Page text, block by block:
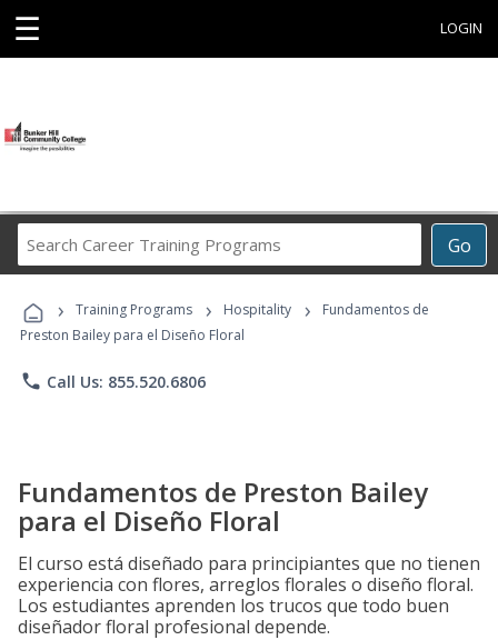
☰ LOGIN
Go
Career
Programs
› Training Programs › Hospitality ›
Fundamentos de
Preston Bailey para el Diseño Floral
phone Call Us: 855.520.6806
Fundamentos de Preston Bailey
para el Diseño Floral
El curso está diseñado para principiantes que no tienen
experiencia con flores, arreglos florales o diseño floral.
Los estudiantes aprenden los trucos que todo buen
diseñador floral profesional depende.